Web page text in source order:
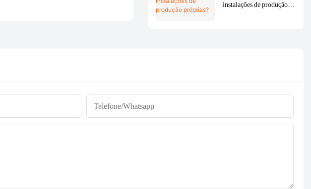
instalações de produção
Telefone/whatsapp